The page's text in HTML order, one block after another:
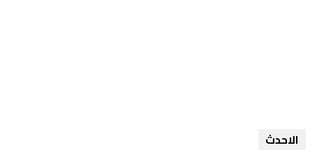
الاحدث